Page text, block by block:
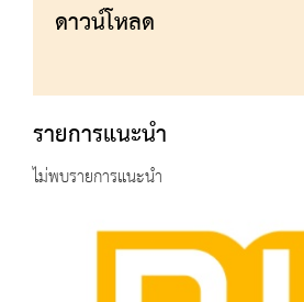
ดาวน์โหลด
รายการแนะนำ
ไม่พบรายการแนะนำ